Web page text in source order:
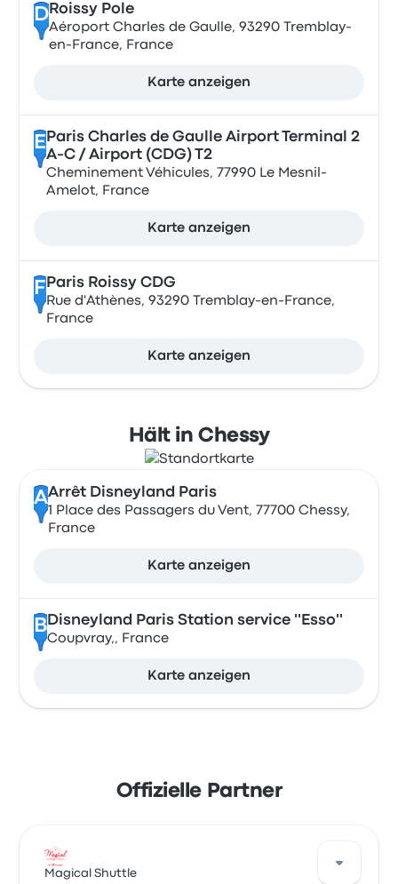
DRoissy Pole
Aéroport Charles de Gaulle, 93290 Tremblay-
en-France, France
Karte anzeigen
E Paris Charles de Gaulle Airport Terminal 2
A-C / Airport (CDG) T2
Cheminement Véhicules, 77990 Le Mesnil-
Amelot, France
Karte anzeigen
F Paris Roissy CDG
Rue d'Athènes, 93290 Tremblay-en-France,
France
Karte anzeigen
Hält in Chessy
AArrêt Disneyland Paris
1 Place des Passagers du Vent, 77700 Chessy,
France
Karte anzeigen
B Disneyland Paris Station service ''Esso''
Coupvray,, France
Karte anzeigen
Offizielle Partner
Magical Shuttle